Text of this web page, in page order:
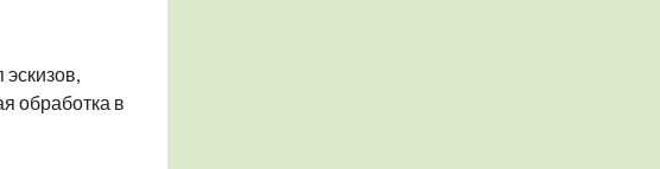
обработка в